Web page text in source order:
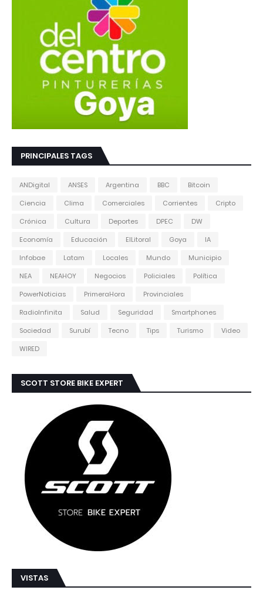
PRINCIPALES TAGS
ANDigital ANSES Argentina BBC
Bitcoin
Ciencia
Clima Comerciales Corrientes
Cripto
Crónica
Cultura Deportes DPEC
DW
Economía
Educación ElLitoral Goya
IA
Infobae
Latam Locales Mundo
Municipio
NEA
NEAHOY Negocios Policiales
Política
PowerNoticias
PrimeraHora
Provinciales
RadioInfinita
Salud Seguridad
Smartphones
Sociedad
Surubí Tecno Tips Turismo
Video
WIRED
SCOTT STORE BIKE EXPERT
VISTAS